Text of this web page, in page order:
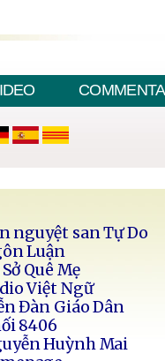
nguyệt san Tự Do
Luận
Sở Quê Mẹ
Việt Ngữ
Đàn Giáo Dân
8406
Huỳnh Mai